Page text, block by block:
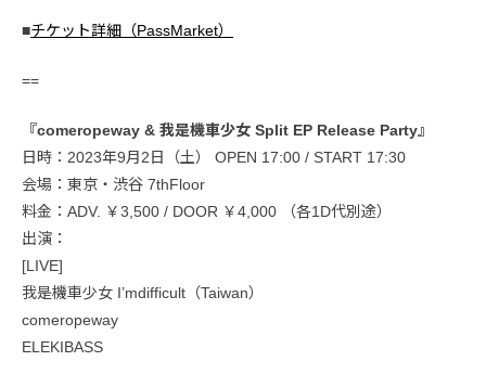
■チケット詳細（PassMarket）
==
『comeropeway & 我是機車少女 Split EP Release Party』
日時：2023年9月2日（土） OPEN 17:00 / START 17:30
会場：東京・渋谷 7thFloor
料金：ADV. ￥3,500 / DOOR ￥4,000 （各1D代別途）
出演：
[LIVE]
我是機車少女 I’mdifficult（Taiwan）
comeropeway
ELEKIBASS